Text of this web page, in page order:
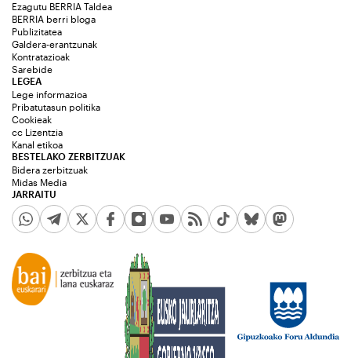
Ezagutu BERRIA Taldea
BERRIA berri bloga
Publizitatea
Galdera-erantzunak
Kontratazioak
Sarebide
JARRAITU
LEGEA
Lege informazioa
Pribatutasun politika
Cookieak
cc Lizentzia
Kanal etikoa
BESTELAKO ZERBITZUAK
Bidera zerbitzuak
Midas Media